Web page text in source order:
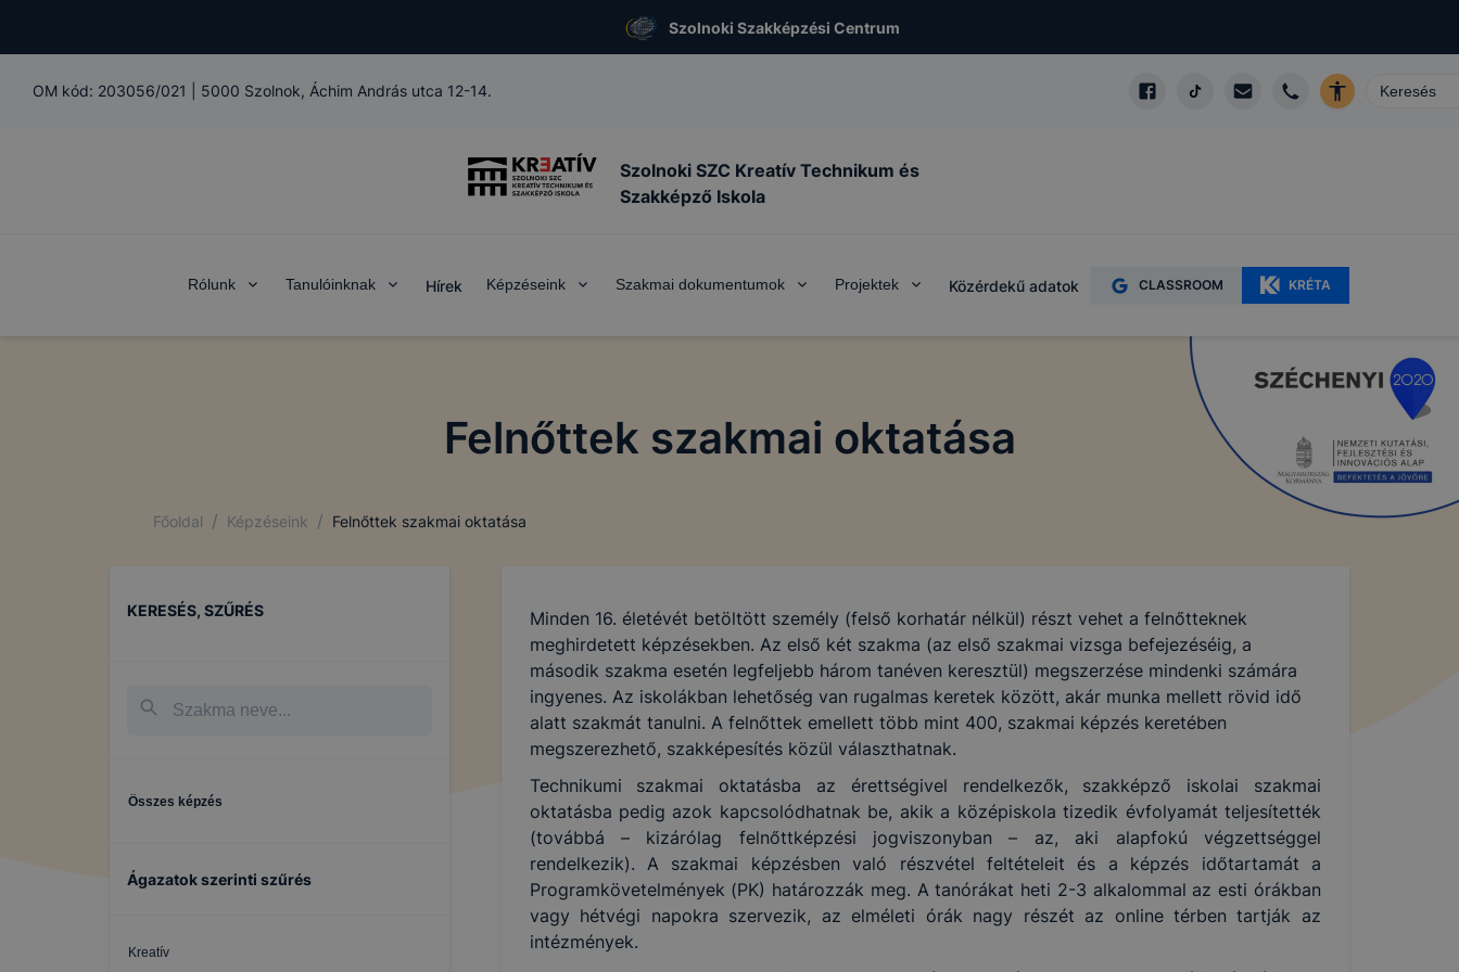
Szolnoki Szakképzési Centrum
OM kód: 203056/021 5000 Szolnok, Áchim András utca 12-14.
Szolnoki SZC Kreatív Technikum és
Szakképző Iskola
Rólunk Tanulóinknak Hírek Képzéseink Szakmai dokumentumok Projektek Közérdekű adatok CLASSROOM KRÉTA
Felnőttek szakmai oktatása
Főoldal / Képzéseink / Felnőttek szakmai oktatása
KERESÉS, SZŰRÉS
Összes képzés
Ágazatok szerinti szűrés
Kreatív
Minden 16. életévét betöltött személy (felső korhatár nélkül) részt vehet a felnőtteknek
meghirdetett képzésekben. Az első két szakma (az első szakmai vizsga befejezéséig, a
második szakma esetén legfeljebb három tanéven keresztül) megszerzése mindenki számára
ingyenes. Az iskolákban lehetőség van rugalmas keretek között, akár munka mellett rövid idő
alatt szakmát tanulni. A felnőttek emellett több mint 400, szakmai képzés keretében
megszerezhető, szakképesítés közül választhatnak.
Technikumi szakmai oktatásba az érettségivel rendelkezők, szakképző iskolai szakmai
oktatásba pedig azok kapcsolódhatnak be, akik a középiskola tizedik évfolyamát teljesítették
(továbbá – kizárólag felnőttképzési jogviszonyban – az, aki alapfokú végzettséggel
rendelkezik). A szakmai képzésben való részvétel feltételeit és a képzés időtartamát a
Programkövetelmények (PK) határozzák meg. A tanórákat heti 2-3 alkalommal az esti órákban
vagy hétvégi napokra szervezik, az elméleti órák nagy részét az online térben tartják az
intézmények.